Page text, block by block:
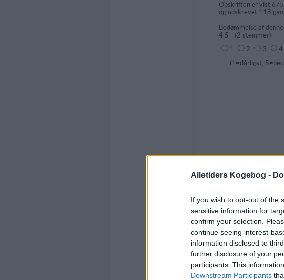
Alletiders Kogebog -
If you wish to opt-out of the
sensitive information for
confirm your selection.
continue seeing interest-
information disclosed to
further disclosure of your
participants. This
Downstream Participants
Opskriften er vist
og udskrevet 118
Bedømmelse af
4.5 (2 stemmer)
1
2 3 4
(1=dårligst,
Kommentaren skal
Kommentarer